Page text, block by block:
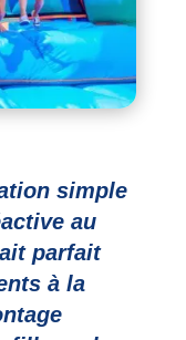
simple
au
parfait
à la